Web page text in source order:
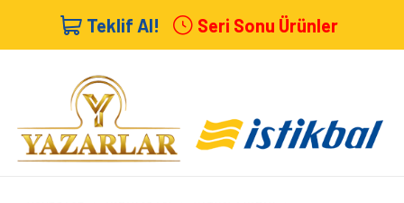
Teklif Al! Seri Sonu Ürünler